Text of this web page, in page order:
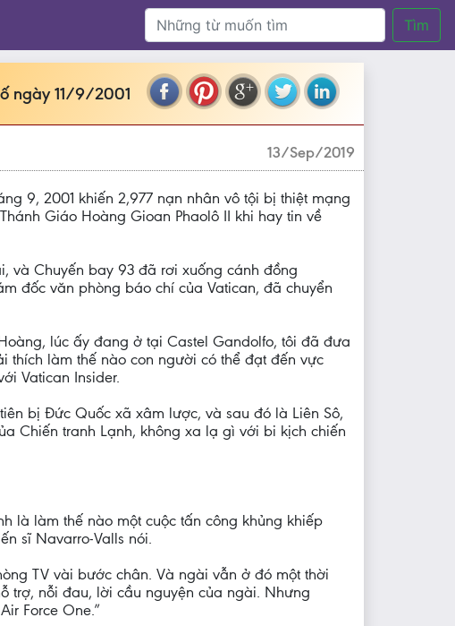
Tìm
ngày 11/9/2001
13/Sep/2019
9, 2001 khiến 2,977 nạn nhân vô tội bị thiệt mạng
Giáo Hoàng Gioan Phaolô II khi hay tin về
và Chuyến bay 93 đã rơi xuống cánh đồng
đốc văn phòng báo chí của Vatican, đã chuyển
lúc ấy đang ở tại Castel Gandolfo, tôi đã đưa
làm thế nào con người có thể đạt đến vực
Vatican Insider.
bị Đức Quốc xã xâm lược, và sau đó là Liên Sô,
Chiến tranh Lạnh, không xa lạ gì với bi kịch chiến
là làm thế nào một cuộc tấn công khủng khiếp
sĩ Navarro-Valls nói.
TV vài bước chân. Và ngài vẫn ở đó một thời
trợ, nỗi đau, lời cầu nguyện của ngài. Nhưng
Force One.”